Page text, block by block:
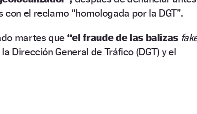
el reclamo “homologada por la DGT”.
martes que “el fraude de las balizas
Dirección General de Tráfico (DGT) y el